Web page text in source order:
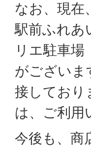
なお、現在
駅前ふれあ
リエ駐車
がございま
接しており
は、ご利用
今後も、商